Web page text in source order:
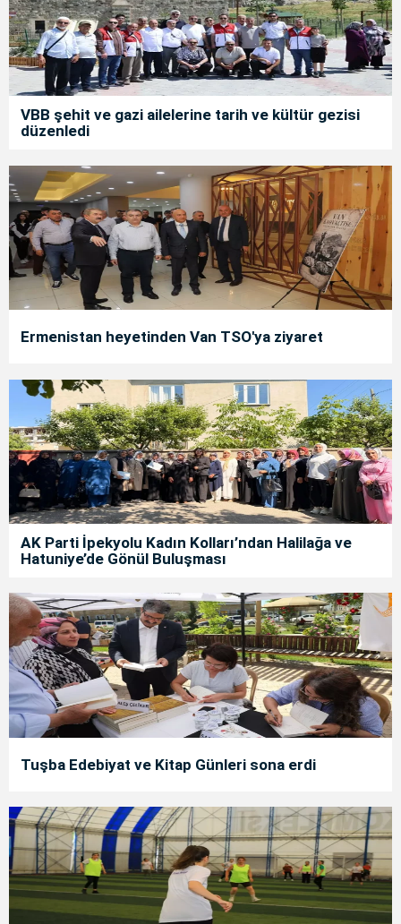
VBB şehit ve gazi ailelerine tarih ve kültür gezisi
düzenledi
Ermenistan heyetinden Van TSO'ya ziyaret
AK Parti İpekyolu Kadın Kolları’ndan Halilağa ve
Hatuniye’de Gönül Buluşması
Tuşba Edebiyat ve Kitap Günleri sona erdi